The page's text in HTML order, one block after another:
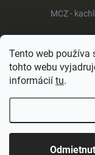
Tento web používa
tohto webu
informácií tu.
MCZ -
Copyright 2026